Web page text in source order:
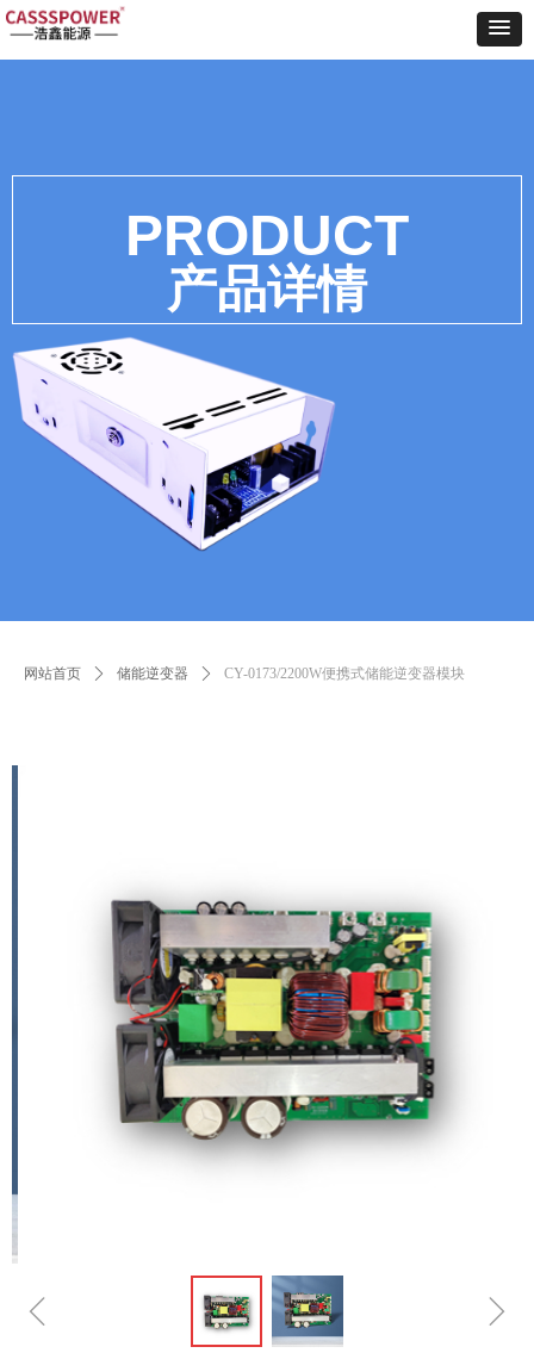
网站首页 ꄲ 储能逆变器 ꄲ CY-0173/2200W便携式储能逆变器模块
ꁆ ꁇ
Control Render
PRODUCT
产品详情